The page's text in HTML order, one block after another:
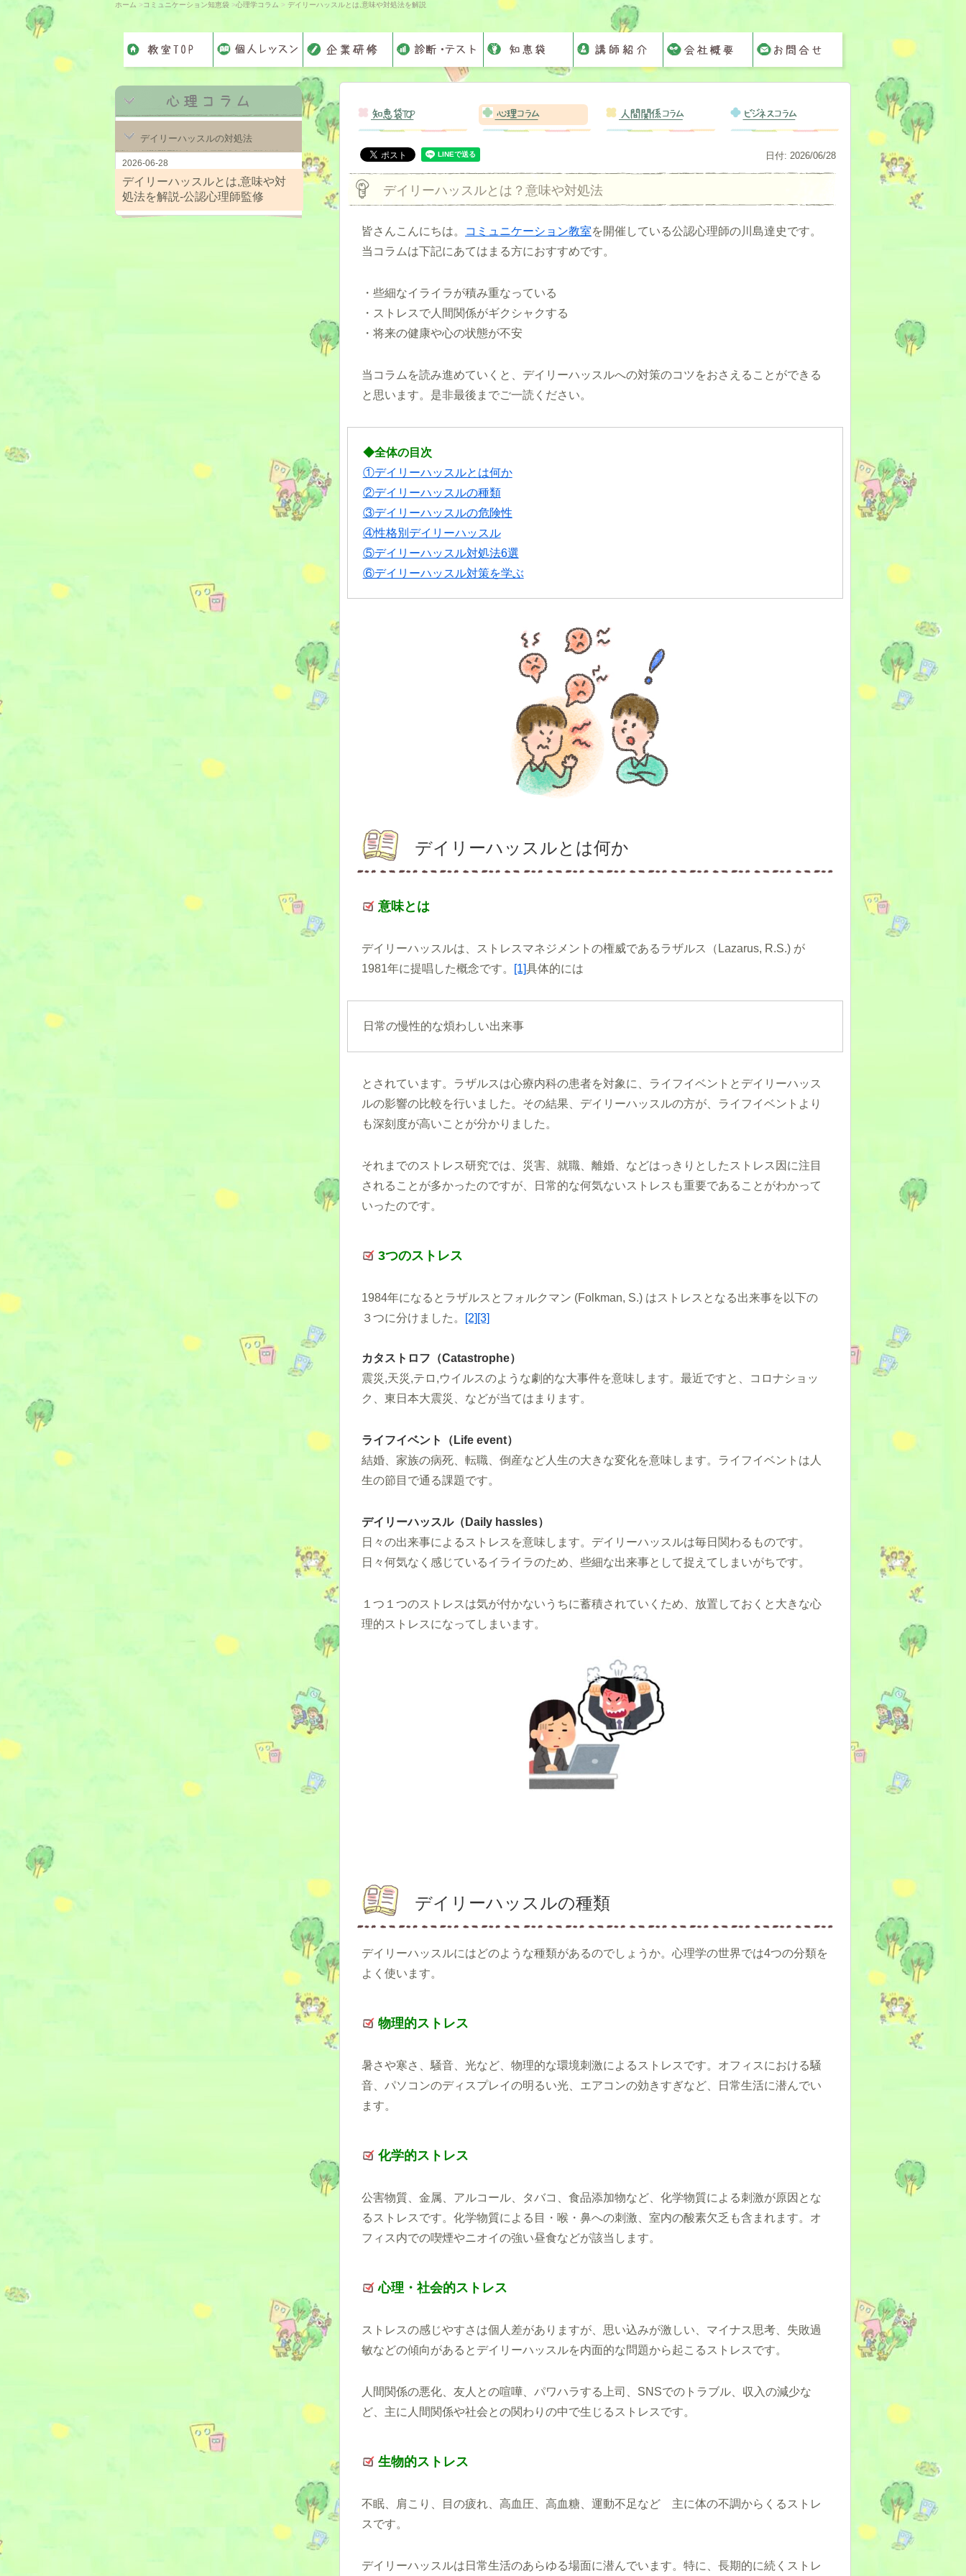
ホーム >コミュニケーション知恵袋 >心理学コラム > デイリーハッスルとは,意味や対処法を解説
デイリーハッスルの対処法
2026-06-28
デイリーハッスルとは,意味や対
処法を解説-公認心理師監修
知恵袋TOP 心理コラム 人間関係コラム ビジネスコラム
日付: 2026/06/28
デイリーハッスルとは？意味や対処法
皆さんこんにちは。 コミュニケーション教室を開催している公認心理師の川島達史です。
当コラムは下記にあてはまる方におすすめです。
・些細なイライラが積み重なっている
・ストレスで人間関係がギクシャクする
・将来の健康や心の状態が不安
当コラムを読み進めていくと、デイリーハッスルへの対策のコツをおさえることができる
と思います。是非最後までご一読ください。
◆全体の目次
①デイリーハッスルとは何か
②デイリーハッスルの種類
③デイリーハッスルの危険性
④性格別デイリーハッスル
⑤デイリーハッスル対処法6選
⑥デイリーハッスル対策を学ぶ
デイリーハッスルとは何か
意味とは
デイリーハッスルは、ストレスマネジメントの権威であるラザルス（Lazarus, R.S.) が
1981年に提唱した概念です。
[1]具体的には
日常の慢性的な煩わしい出来事
とされています。ラザルスは心療内科の患者を対象に、ライフイベントとデイリーハッス
ルの影響の比較を行いました。その結果、デイリーハッスルの方が、ライフイベントより
も深刻度が高いことが分かりました。
それまでのストレス研究では、災害、就職、離婚、などはっきりとしたストレス因に注目
されることが多かったのですが、日常的な何気ないストレスも重要であることがわかって
いったのです。
3つのストレス
1984年になるとラザルスとフォルクマン (Folkman, S.) はストレスとなる出来事を以下の
３つに分けました。
[2] [3]
カタストロフ（Catastrophe）
震災,天災,テロ,ウイルスのような劇的な大事件を意味します。最近ですと、コロナショッ
ク、東日本大震災、などが当てはまります。
ライフイベント（Life event）
結婚、家族の病死、転職、倒産など人生の大きな変化を意味します。ライフイベントは人
生の節目で通る課題です。
デイリーハッスル（Daily hassles）
日々の出来事によるストレスを意味します。デイリーハッスルは毎日関わるものです。
日々何気なく感じているイライラのため、些細な出来事として捉えてしまいがちです。
１つ１つのストレスは気が付かないうちに蓄積されていくため、放置しておくと大きな心
理的ストレスになってしまいます。
デイリーハッスルの種類
デイリーハッスルにはどのような種類があるのでしょうか。心理学の世界では4つの分類を
よく使います。
物理的ストレス
暑さや寒さ、騒音、光など、物理的な環境刺激によるストレスです。オフィスにおける騒
音、パソコンのディスプレイの明るい光、エアコンの効きすぎなど、日常生活に潜んでい
ます。
化学的ストレス
公害物質、金属、アルコール、タバコ、食品添加物など、化学物質による刺激が原因とな
るストレスです。化学物質による目・喉・鼻への刺激、室内の酸素欠乏も含まれます。オ
フィス内での喫煙やニオイの強い昼食などが該当します。
心理・社会的ストレス
ストレスの感じやすさは個人差がありますが、思い込みが激しい、マイナス思考、失敗過
敏などの傾向があるとデイリーハッスルを内面的な問題から起こるストレスです。
人間関係の悪化、友人との喧嘩、パワハラする上司、SNSでのトラブル、収入の減少な
ど、主に人間関係や社会との関わりの中で生じるストレスです。
生物的ストレス
不眠、肩こり、目の疲れ、高血圧、高血糖、運動不足など 主に体の不調からくるストレ
スです。
デイリーハッスルは日常生活のあらゆる場面に潜んでいます。特に、長期的に続くストレ